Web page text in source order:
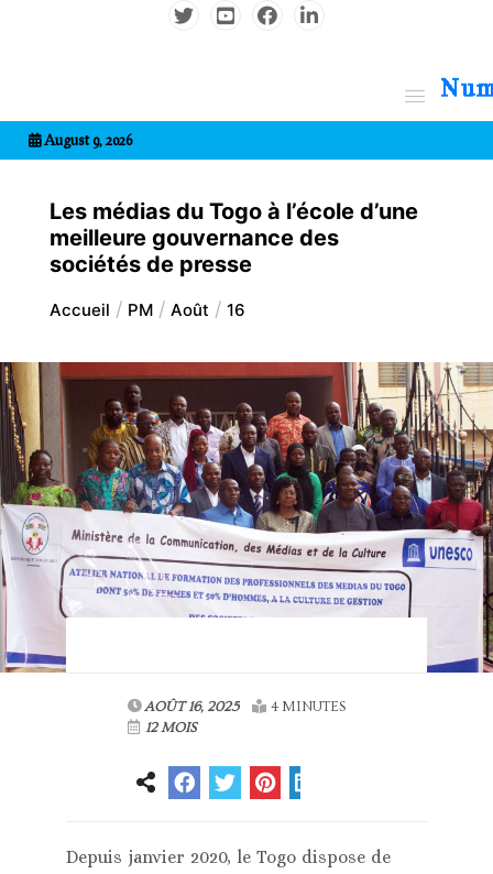
August 9, 2026
Les médias du Togo à l’école d’une
meilleure gouvernance des
sociétés de presse
Accueil PM Août 16
AOÛT 16, 2025
4 MINUTES
12 MOIS
Depuis janvier 2020, le Togo dispose de